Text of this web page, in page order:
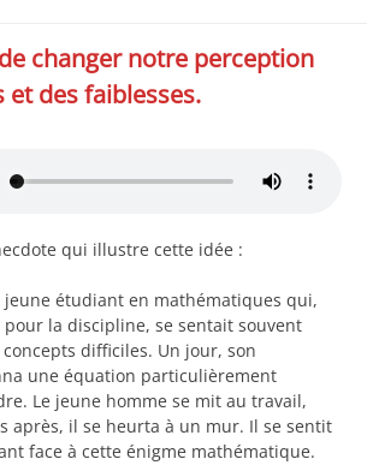
changer notre perception
et des faiblesses.
qui illustre cette idée :
étudiant en mathématiques qui,
pour la discipline, se sentait souvent
difficiles. Un jour, son
une équation particulièrement
Le jeune homme se mit au travail,
après, il se heurta à un mur. Il se sentit
face à cette énigme mathématique.